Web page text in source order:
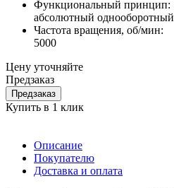
Функциональный принцип:
абсолютный однооборотный
Частота вращения, об/мин:
5000
Цену уточняйте
Предзаказ
Предзаказ
Купить в 1 клик
Описание
Покупателю
Доставка и оплата